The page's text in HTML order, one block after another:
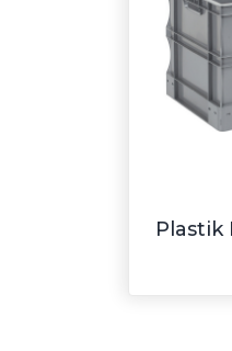
Plastik